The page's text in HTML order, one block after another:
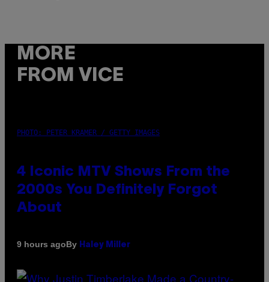
MORE
FROM VICE
PHOTO: PETER KRAMER / GETTY IMAGES
4 Iconic MTV Shows From the
2000s You Definitely Forgot
About
9 hours agoBy Haley Miller